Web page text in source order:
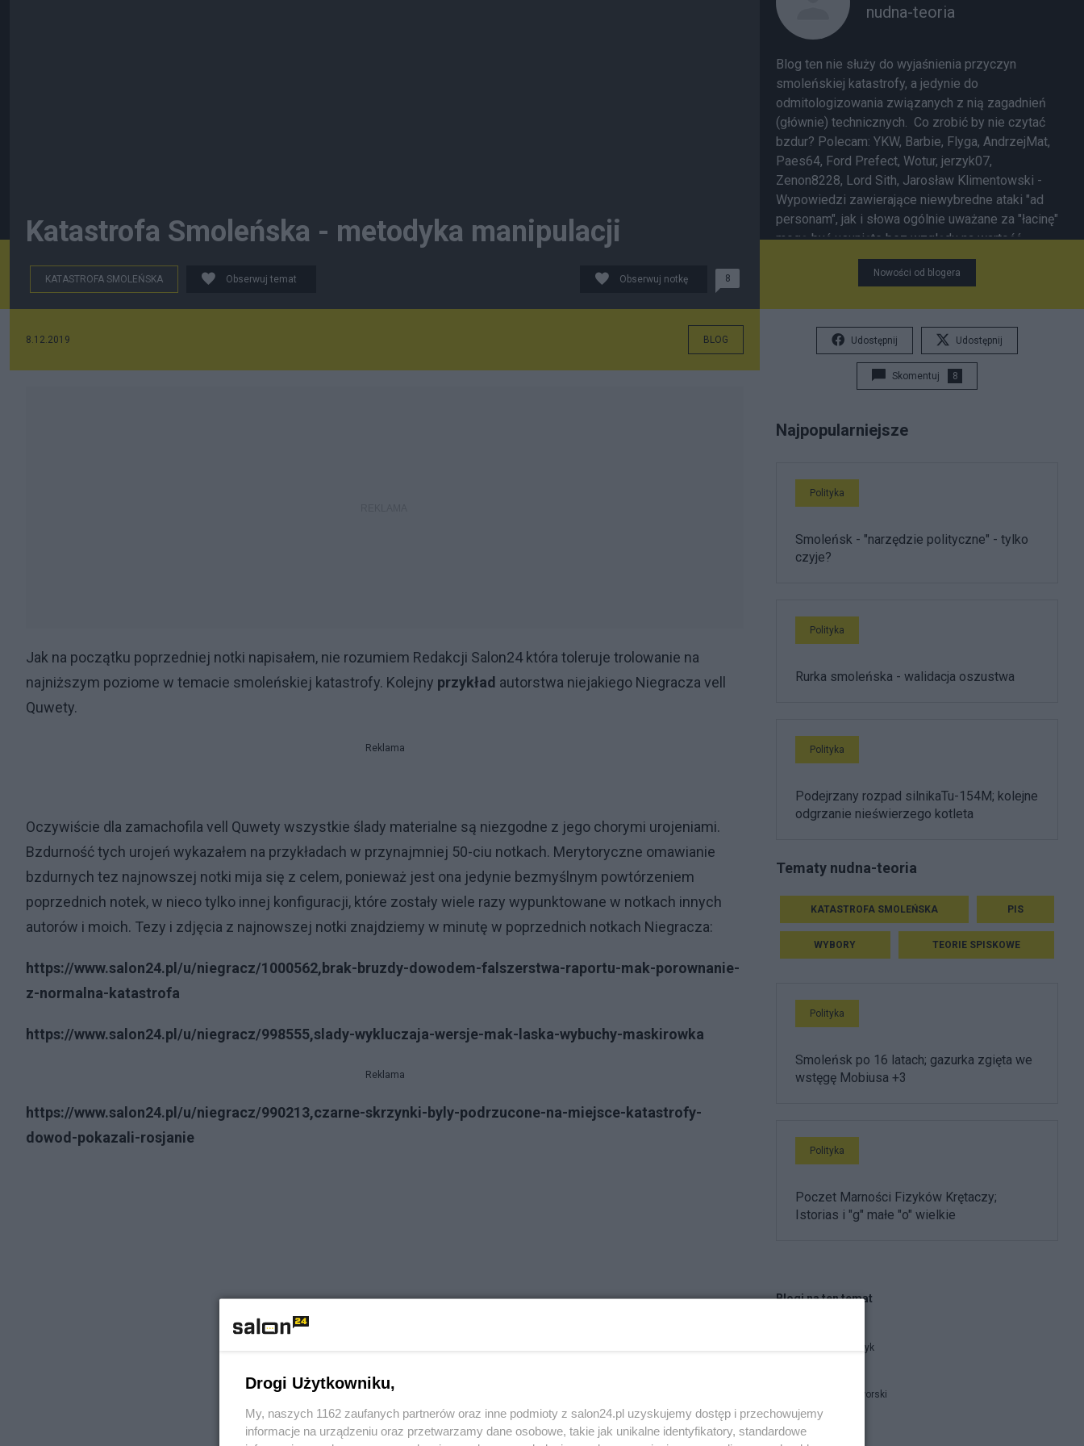
Katastrofa Smoleńska - metodyka manipulacji
KATASTROFA SMOLEŃSKA Obserwuj temat Obserwuj notkę 8
8.12.2019 BLOG
Jak na początku poprzedniej notki napisałem, nie rozumiem Redakcji Salon24 która toleruje trolowanie na
najniższym poziome w temacie smoleńskiej katastrofy. Kolejny przykład autorstwa niejakiego Niegracza vell
Quwety.
Reklama
Oczywiście dla zamachofila vell Quwety wszystkie ślady materialne są niezgodne z jego chorymi urojeniami.
Bzdurność tych urojeń wykazałem na przykładach w przynajmniej 50-ciu notkach. Merytoryczne omawianie
bzdurnych tez najnowszej notki mija się z celem, ponieważ jest ona jedynie bezmyślnym powtórzeniem
poprzednich notek, w nieco tylko innej konfiguracji, które zostały wiele razy wypunktowane w notkach innych
autorów i moich. Tezy i zdjęcia z najnowszej notki znajdziemy w minutę w poprzednich notkach Niegracza:
https://www.salon24.pl/u/niegracz/1000562,brak-bruzdy-dowodem-falszerstwa-raportu-mak-porownanie-
z-normalna-katastrofa
https://www.salon24.pl/u/niegracz/998555,slady-wykluczaja-wersje-mak-laska-wybuchy-maskirowka
Reklama
https://www.salon24.pl/u/niegracz/990213,czarne-skrzynki-byly-podrzucone-na-miejsce-katastrofy-
dowod-pokazali-rosjanie
nudna-teoria
Blog ten nie służy do wyjaśnienia przyczyn
smoleńskiej katastrofy, a jedynie do
odmitologizowania związanych z nią zagadnień
(głównie) technicznych. Co zrobić by nie czytać
bzdur? Polecam: YKW, Barbie, Flyga, AndrzejMat,
Paes64, Ford Prefect, Wotur, jerzyk07,
Zenon8228, Lord Sith, Jarosław Klimentowski -
Wypowiedzi zawierające niewybredne ataki "ad
personam", jak i słowa ogólnie uważane za "łacinę"
mogą być usunięte bez względu na wartość
merytoryczną; jedyne ograniczenie wolności
Nowości od blogera
Udostępnij Udostępnij
Skomentuj 8
Najpopularniejsze
Polityka
Smoleńsk - "narzędzie polityczne" - tylko
czyje?
Polityka
Rurka smoleńska - walidacja oszustwa
Polityka
Podejrzany rozpad silnikaTu-154M; kolejne
odgrzanie nieświerzego kotleta
Tematy nudna-teoria
KATASTROFA SMOLEŃSKA PIS
WYBORY TEORIE SPISKOWE
Polityka
Smoleńsk po 16 latach; gazurka zgięta we
wstęgę Mobiusa +3
Polityka
Poczet Marności Fizyków Krętaczy;
Istorias i "g" małe "o" wielkie
Blogi na ten temat
Maciaszczyk
Michał Jaworski
Drogi Użytkowniku,
My, naszych 1162 zaufanych partnerów oraz inne podmioty z salon24.pl uzyskujemy dostęp i przechowujemy
informacje na urządzeniu oraz przetwarzamy dane osobowe, takie jak unikalne identyfikatory, standardowe